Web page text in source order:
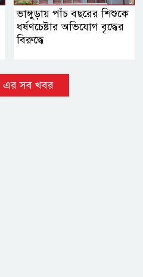
ভাঙ্গুড়ায় পাঁচ বছরের শিশুকে
ধর্ষণচেষ্টার অভিযোগ বৃদ্ধের
বিরুদ্ধে
এর সব খবর